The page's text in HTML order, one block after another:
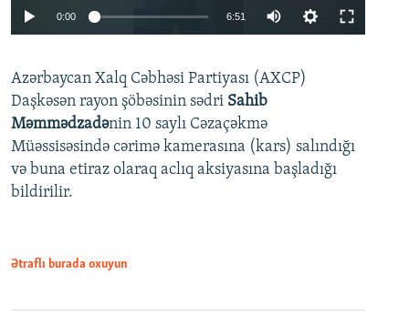
Auto 240p 360p
720p 1080p
0:00 6:51
360p
720p
1080p
Azərbaycan Xalq Cəbhəsi Partiyası (AXCP)
Daşkəsən rayon şöbəsinin sədri Sahib
Məmmədzadənin 10 saylı Cəzaçəkmə
Müəssisəsində cərimə kamerasına (kars) salındığı
və buna etiraz olaraq aclıq aksiyasına başladığı
bildirilir.
Ətraflı burada oxuyun